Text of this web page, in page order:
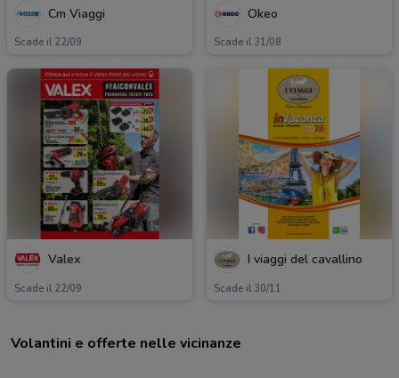
Cm Viaggi
Scade il 22/09
Okeo
Scade il 31/08
Valex
Scade il 22/09
I viaggi del cavallino
Scade il 30/11
Volantini e offerte nelle vicinanze